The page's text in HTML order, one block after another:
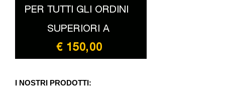
I NOSTRI PRODOTTI: